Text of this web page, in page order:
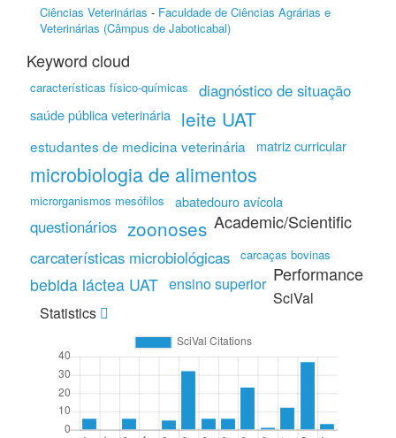
Ciências Veterinárias - Faculdade de Ciências Agrárias e
Veterinárias (Câmpus de Jaboticabal)
Keyword cloud
características físico-químicas diagnóstico de situação
saúde pública veterinária leite UAT
estudantes de medicina veterinária matriz curricular
microbiologia de alimentos
microrganismos mesófilos abatedouro avícola
questionários zoonoses
carcaterísticas microbiológicas carcaças bovinas
bebida láctea UAT ensino superior
Academic/Scientific
Performance
SciVal
Statistics